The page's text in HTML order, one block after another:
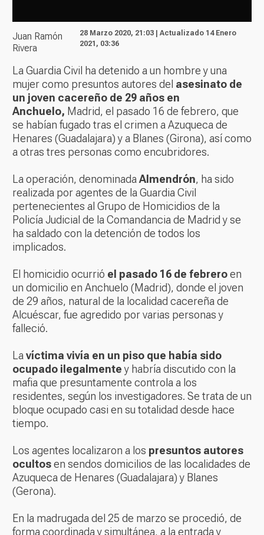
Juan Ramón
Rivera
28 Marzo 2020, 21:03 | Actualizado 14 Enero
2021, 03:36
La Guardia Civil ha detenido a un hombre y una
mujer como presuntos autores del asesinato de
un joven cacereño de 29 años en
Anchuelo, Madrid, el pasado 16 de febrero, que
se habían fugado tras el crimen a Azuqueca de
Henares (Guadalajara) y a Blanes (Girona), así como
a otras tres personas como encubridores.
La operación, denominada Almendrón, ha sido
realizada por agentes de la Guardia Civil
pertenecientes al Grupo de Homicidios de la
Policía Judicial de la Comandancia de Madrid y se
ha saldado con la detención de todos los
implicados.
El homicidio ocurrió el pasado 16 de febreroen
un domicilio en Anchuelo (Madrid), donde el joven
de 29 años, natural de la localidad cacereña de
Alcuéscar, fue agredido por varias personas y
falleció.
La víctima vivía en un piso que había sido
ocupado ilegalmentey habría discutido con la
mafia que presuntamente controla a los
residentes, según los investigadores. Se trata de un
bloque ocupado casi en su totalidad desde hace
tiempo.
Los agentes localizaron a los presuntos autores
ocultosen sendos domicilios de las localidades de
Azuqueca de Henares (Guadalajara) y Blanes
(Gerona).
En la madrugada del 25 de marzo se procedió, de
forma coordinada y simultánea, a la entrada y